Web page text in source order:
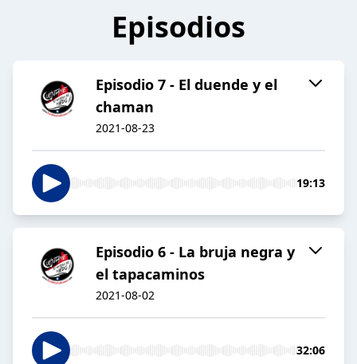
Episodios
Episodio 7 - El duende y el
chaman
2021-08-23
19:13
Episodio 6 - La bruja negra y
el tapacaminos
2021-08-02
32:06